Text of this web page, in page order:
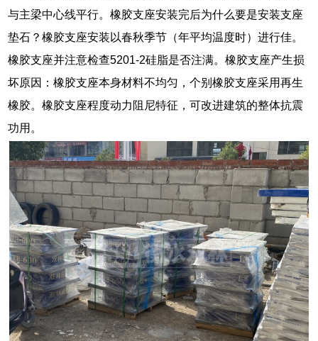
与主梁中心线平行。橡胶支座安装完后为什么要是安装支座
垫石？橡胶支座安装以春秋季节（年平均温度时）进行佳。
橡胶支座并注意检查5201-2硅脂是否注满。橡胶支座产生损
坏原因：橡胶支座本身材料不均匀，个别橡胶支座采用再生
橡胶。橡胶支座程度动力阻尼特征，可改进建筑的整体抗震
功用。